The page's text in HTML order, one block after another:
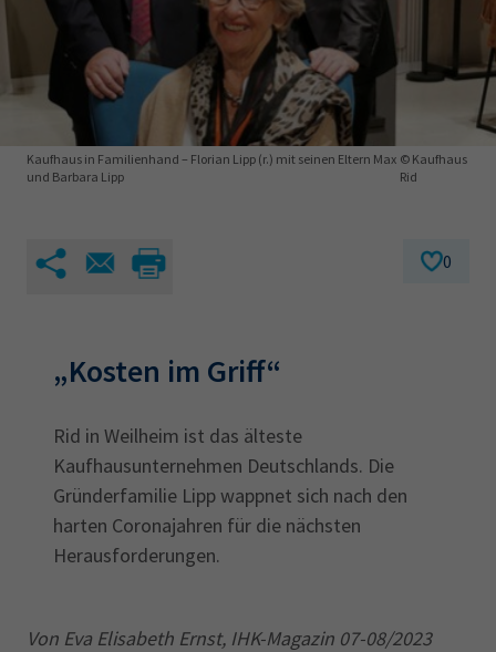
Leichte Sprache
IHK regional
Karriere
EN
AdA
34d
Prüfungstermine
Wirtschaftsfachwirt
34f
Negativerklärung
Sachkundeprüfung
Berichtsheft
34i
Betriebswirt Prüfbericht
Kaufhaus in Familienhand – Florian Lipp (r.) mit seinen Eltern Max
und Barbara Lipp
© Kaufhaus
Rid
0
„Kosten im Griff“
Rid in Weilheim ist das älteste
Kaufhausunternehmen Deutschlands. Die
Gründerfamilie Lipp wappnet sich nach den
harten Coronajahren für die nächsten
Herausforderungen.
Von Eva Elisabeth Ernst, IHK-Magazin 07-08/2023